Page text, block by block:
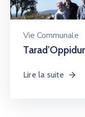
Vie Communale
Lire la suite